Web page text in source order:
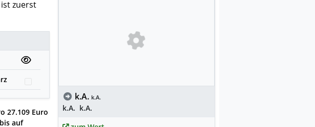
zuerst
27.109 Euro
auf
k.A. k.A.
k.A. k.A.